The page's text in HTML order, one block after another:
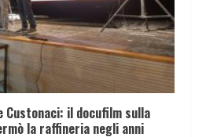
Custonaci: il docufilm sulla
la raffineria negli anni